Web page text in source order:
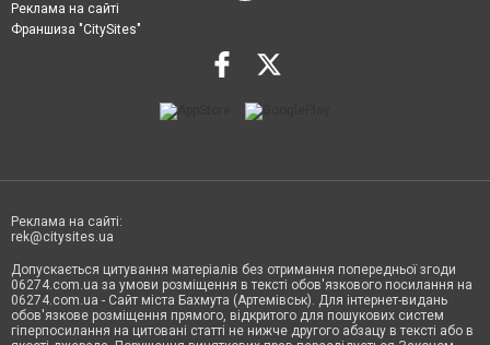
Реклама на сайті
Франшиза "CitySites"
Реклама на сайті:
rek@citysites.ua
Допускається цитування матеріалів без отримання попередньої згоди
06274.com.ua за умови розміщення в тексті обов'язкового посилання на
06274.com.ua - Сайт міста Бахмута (Артемівськ). Для інтернет-видань
обов'язкове розміщення прямого, відкритого для пошукових систем
гіперпосилання на цитовані статті не нижче другого абзацу в тексті або в